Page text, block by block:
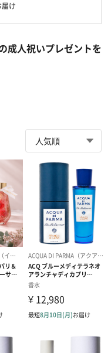
届け
成人祝いプレゼントを